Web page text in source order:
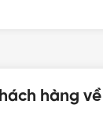
hàng về